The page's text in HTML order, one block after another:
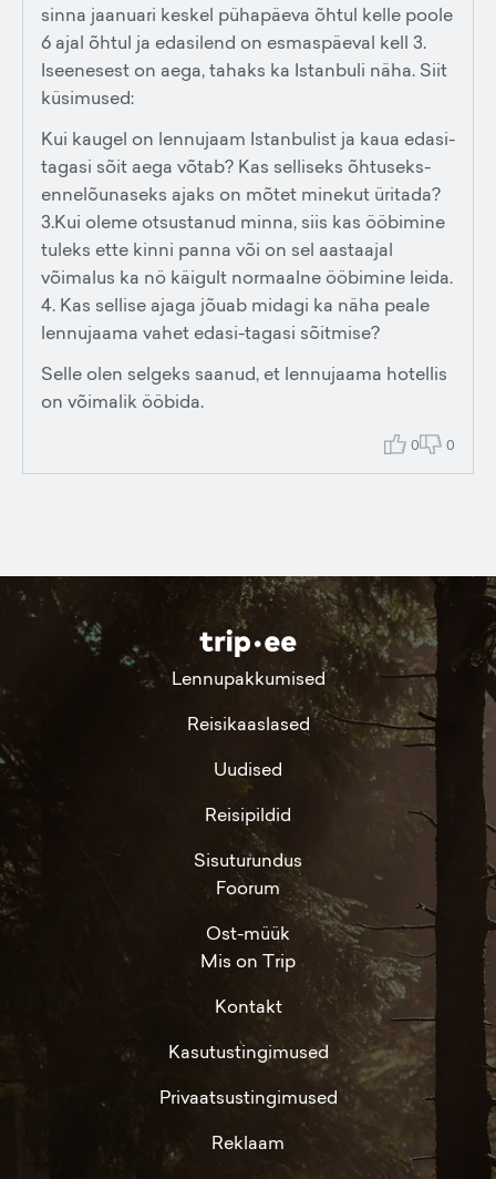
sinna jaanuari keskel pühapäeva õhtul kelle poole
6 ajal õhtul ja edasilend on esmaspäeval kell 3.
Iseenesest on aega, tahaks ka Istanbuli näha. Siit
küsimused:
Kui kaugel on lennujaam Istanbulist ja kaua edasi-
tagasi sõit aega võtab? Kas selliseks õhtuseks-
ennelõunaseks ajaks on mõtet minekut üritada?
3.Kui oleme otsustanud minna, siis kas ööbimine
tuleks ette kinni panna või on sel aastaajal
võimalus ka nö käigult normaalne ööbimine leida.
4. Kas sellise ajaga jõuab midagi ka näha peale
lennujaama vahet edasi-tagasi sõitmise?
Selle olen selgeks saanud, et lennujaama hotellis
on võimalik ööbida.
0 0
Lennupakkumised
Reisikaaslased
Uudised
Reisipildid
Sisuturundus
Foorum
Ost-müük
Mis on Trip
Kontakt
Kasutustingimused
Privaatsustingimused
Reklaam